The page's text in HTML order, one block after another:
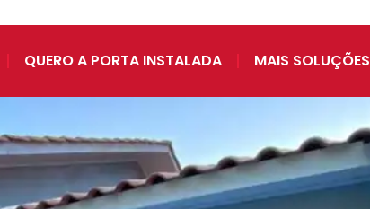
QUERO A PORTA INSTALADA MAIS SOLUÇÕES